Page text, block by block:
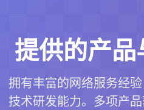
提供的产
拥有丰富的网络服务经
技术研发能力。多项产品